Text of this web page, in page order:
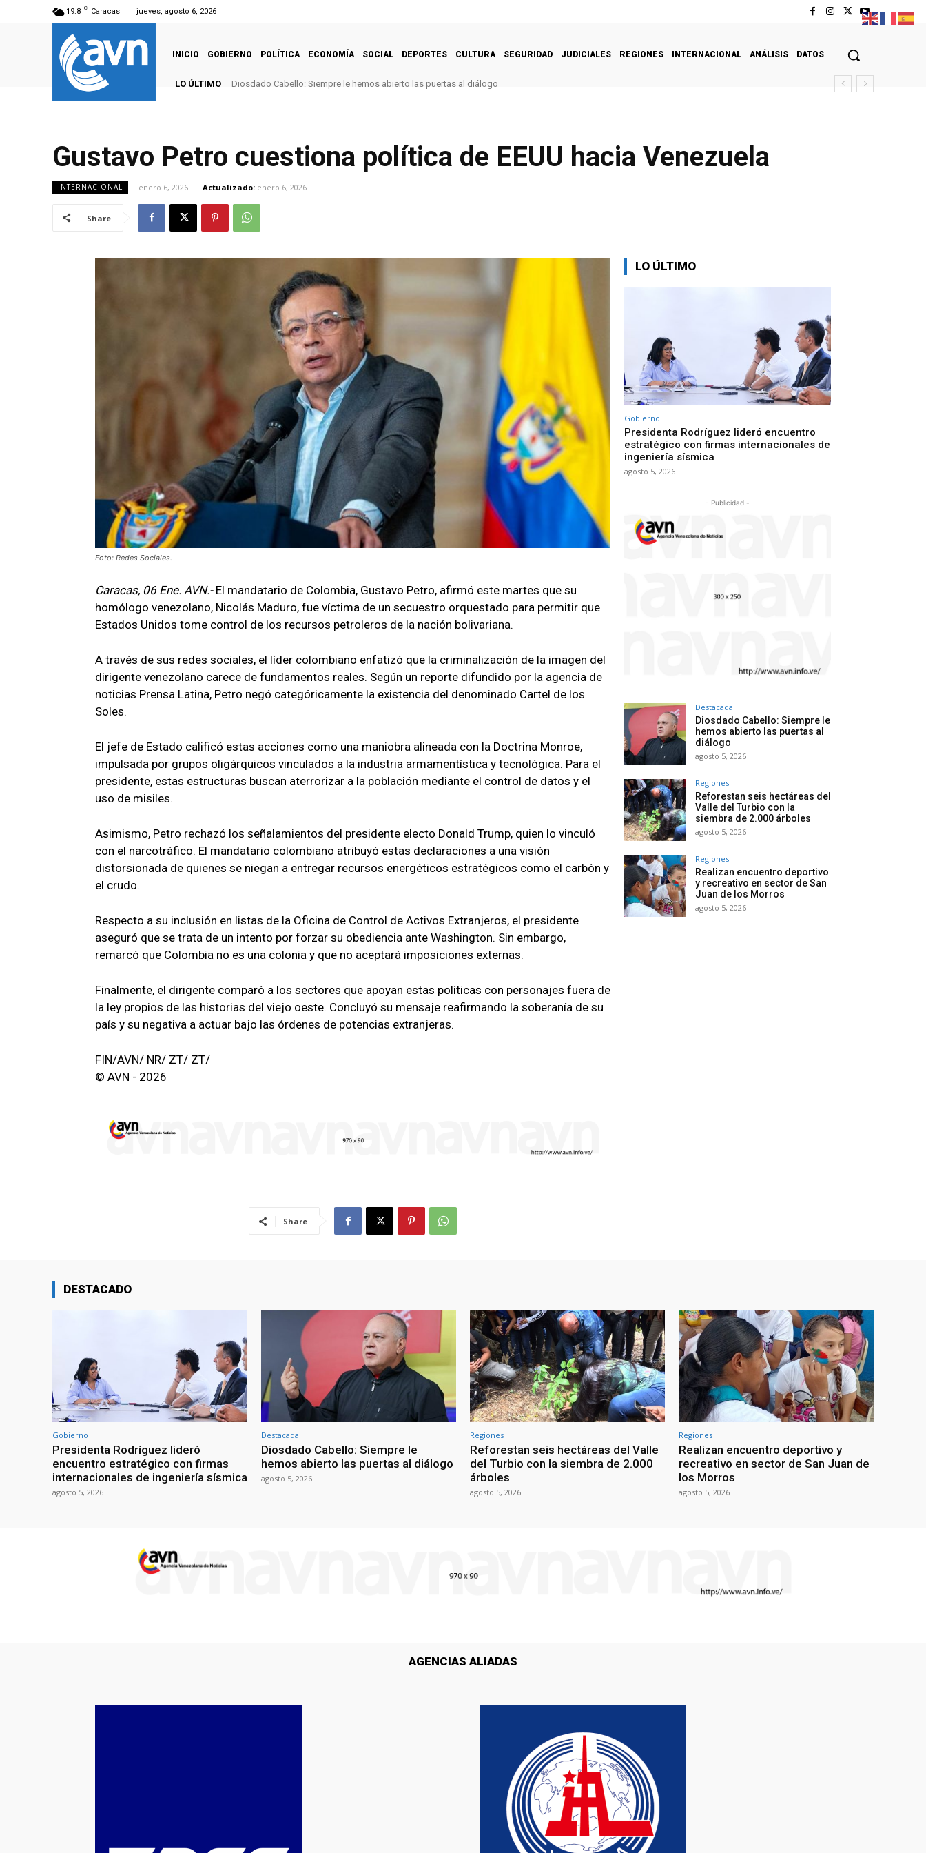
19.8 C Caracas jueves, agosto 6, 2026
INICIO GOBIERNO POLÍTICA ECONOMÍA SOCIAL DEPORTES CULTURA SEGURIDAD JUDICIALES REGIONES INTERNACIONAL ANÁLISIS DATOS
LO ÚLTIMO Diosdado Cabello: Siempre le hemos abierto las puertas al diálogo
Gustavo Petro cuestiona política de EEUU hacia Venezuela
INTERNACIONAL enero 6, 2026 Actualizado: enero 6, 2026
Share
Foto: Redes Sociales.
Caracas, 06 Ene. AVN.- El mandatario de Colombia, Gustavo Petro, afirmó este martes que su
homólogo venezolano, Nicolás Maduro, fue víctima de un secuestro orquestado para permitir que
Estados Unidos tome control de los recursos petroleros de la nación bolivariana.
A través de sus redes sociales, el líder colombiano enfatizó que la criminalización de la imagen del
dirigente venezolano carece de fundamentos reales. Según un reporte difundido por la agencia de
noticias Prensa Latina, Petro negó categóricamente la existencia del denominado Cartel de los
Soles.
El jefe de Estado calificó estas acciones como una maniobra alineada con la Doctrina Monroe,
impulsada por grupos oligárquicos vinculados a la industria armamentística y tecnológica. Para el
presidente, estas estructuras buscan aterrorizar a la población mediante el control de datos y el
uso de misiles.
Asimismo, Petro rechazó los señalamientos del presidente electo Donald Trump, quien lo vinculó
con el narcotráfico. El mandatario colombiano atribuyó estas declaraciones a una visión
distorsionada de quienes se niegan a entregar recursos energéticos estratégicos como el carbón y
el crudo.
Respecto a su inclusión en listas de la Oficina de Control de Activos Extranjeros, el presidente
aseguró que se trata de un intento por forzar su obediencia ante Washington. Sin embargo,
remarcó que Colombia no es una colonia y que no aceptará imposiciones externas.
Finalmente, el dirigente comparó a los sectores que apoyan estas políticas con personajes fuera de
la ley propios de las historias del viejo oeste. Concluyó su mensaje reafirmando la soberanía de su
país y su negativa a actuar bajo las órdenes de potencias extranjeras.
FIN/AVN/ NR/ ZT/ ZT/
© AVN - 2026
Share
LO ÚLTIMO
Gobierno
Presidenta Rodríguez lideró encuentro
estratégico con firmas internacionales de
ingeniería sísmica
agosto 5, 2026
- Publicidad -
Destacada
Diosdado Cabello: Siempre le
hemos abierto las puertas al
diálogo
agosto 5, 2026
Regiones
Reforestan seis hectáreas del
Valle del Turbio con la
siembra de 2.000 árboles
agosto 5, 2026
Regiones
Realizan encuentro deportivo
y recreativo en sector de San
Juan de los Morros
agosto 5, 2026
DESTACADO
Gobierno
Presidenta Rodríguez lideró
encuentro estratégico con firmas
internacionales de ingeniería sísmica
agosto 5, 2026
Destacada
Diosdado Cabello: Siempre le
hemos abierto las puertas al diálogo
agosto 5, 2026
Regiones
Reforestan seis hectáreas del Valle
del Turbio con la siembra de 2.000
árboles
agosto 5, 2026
Regiones
Realizan encuentro deportivo y
recreativo en sector de San Juan de
los Morros
agosto 5, 2026
AGENCIAS ALIADAS